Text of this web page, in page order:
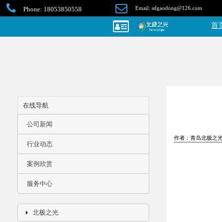
Email: sdgaodong@126.com
Phone: 18053850558
首
在线导航
公司新闻
行业动态
案例欣赏
服务中心
北极之光
作者